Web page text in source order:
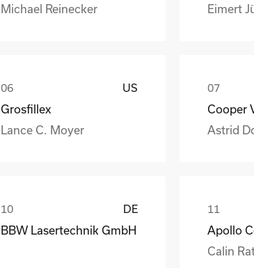
Michael Reinecker
Eimert
US
Grosfillex
Lance C. Moyer
Cooper
Astrid
DE
BBW Lasertechnik GmbH
Apollo
Calin